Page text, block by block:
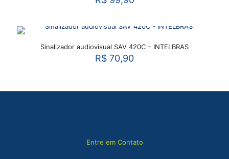
Sinalizador audiovisual SAV 420C – INTELBRAS
R$ 70,90
Entre em Contato